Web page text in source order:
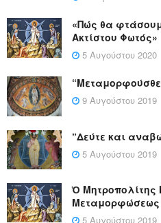
«Πώς θα
Ακτίστου Φωτός»
5 Αυγούστου 2020
9 Αυγούστου 2019
“Δεύτε και
5 Αυγούστου 2019
Ὁ Μητροπολίτης
Μεταμορφώσεως
5 Αυγούστου 2019